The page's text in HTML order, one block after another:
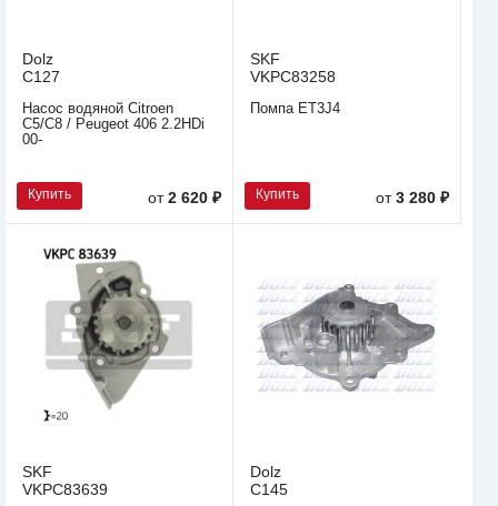
Dolz
C127
Насос водяной Citroen
C5/C8 / Peugeot 406 2.2HDi
00-
Купить от2 620 ₽
SKF
VKPC83258
Помпа ET3J4
Купить от3 280 ₽
SKF
VKPC83639
Dolz
C145